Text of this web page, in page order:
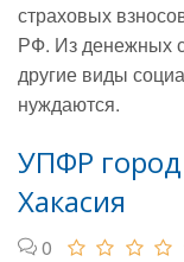
страховых
РФ. Из денежных
другие виды
нуждаются.
УПФР город
Хакасия
0